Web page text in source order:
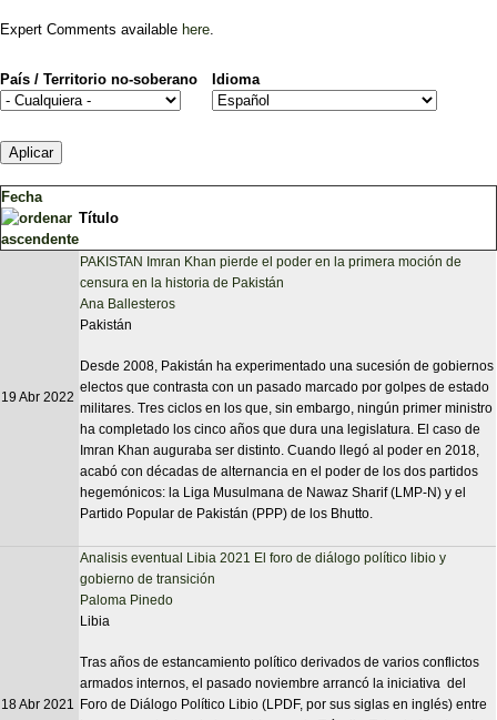
Expert Comments available here
País / Territorio no-soberano Idioma
Fecha
Título
19 Abr 2022
PAKISTAN Imran Khan pierde el poder en la primera moción de
censura en la historia de Pakistán
Ana Ballesteros
Pakistán
Desde 2008, Pakistán ha experimentado una sucesión de gobiernos
electos que contrasta con un pasado marcado por golpes de estado
militares. Tres ciclos en los que, sin embargo, ningún primer ministro
ha completado los cinco años que dura una legislatura. El caso de
Imran Khan auguraba ser distinto. Cuando llegó al poder en 2018,
acabó con décadas de alternancia en el poder de los dos partidos
hegemónicos: la Liga Musulmana de Nawaz Sharif (LMP-N) y el
Partido Popular de Pakistán (PPP) de los Bhutto.
18 Abr 2021
Analisis eventual Libia 2021 El foro de diálogo político libio y
gobierno de transición
Paloma Pinedo
Libia
Tras años de estancamiento político derivados de varios conflictos
armados internos, el pasado noviembre arrancó la iniciativa del
Foro de Diálogo Político Libio (LPDF, por sus siglas en inglés) entre